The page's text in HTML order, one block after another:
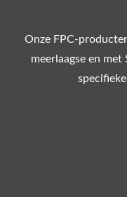
Onze FPC-
meerlaagse en